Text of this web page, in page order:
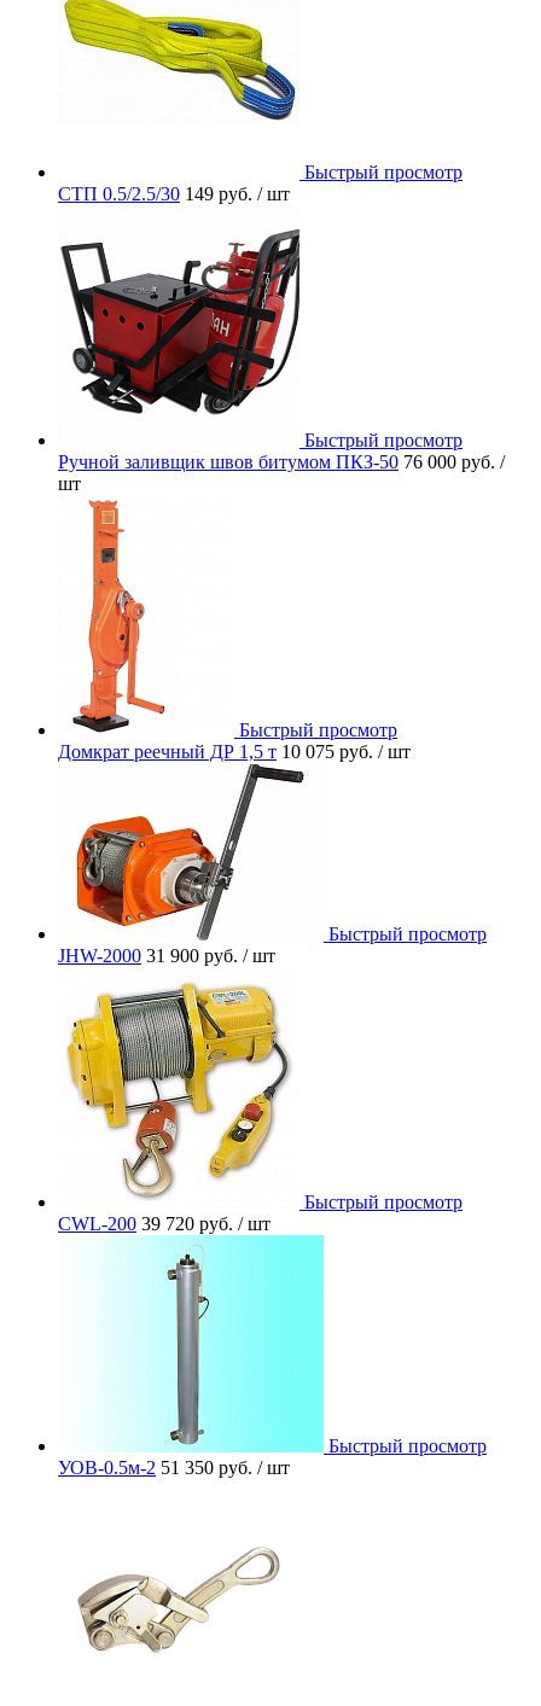
Быстрый просмотр
СТП 0.5/2.5/30 149 руб. / шт
Быстрый просмотр
Ручной заливщик швов битумом ПКЗ-50 76 000 руб. /
шт
Быстрый просмотр
Домкрат реечный ДР 1,5 т 10 075 руб. / шт
Быстрый просмотр
JHW-2000 31 900 руб. / шт
Быстрый просмотр
CWL-200 39 720 руб. / шт
Быстрый просмотр
УОВ-0.5м-2 51 350 руб. / шт